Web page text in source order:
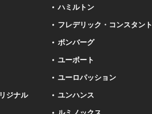
ジナル
ハミルトン
フレデリック・コンスタント
ボンバーグ
ユーボート
ユーロパッション
ユンハンス